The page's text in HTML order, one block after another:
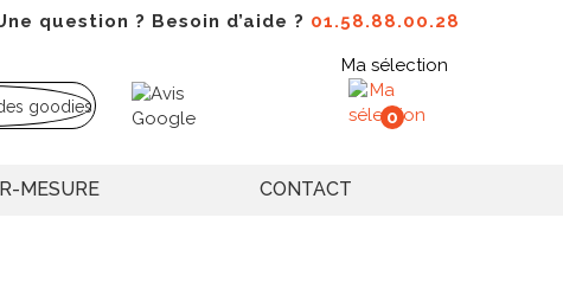
question ? Besoin d’aide ? 01.58.88.00.28
Ma sélection
0
MESURE CONTACT